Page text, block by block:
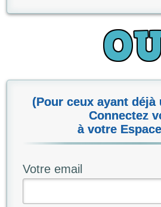
(Pour ceux ayant déjà
Connectez
à votre
Votre email